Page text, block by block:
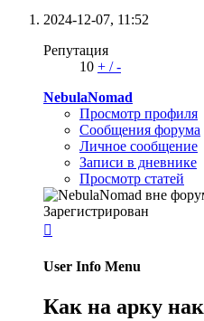
2024-12-07, 11:52
Репутация
10 + /-
NebulaNomad
Просмотр профиля
Сообщения форума
Личное сообщение
Записи в дневнике
Просмотр статей
Зарегистрирован

User Info Menu
Как на арку